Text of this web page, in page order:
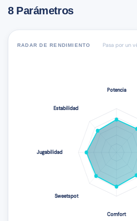
8 Parámetros
RADAR DE RENDIMIENTO Pasa por un